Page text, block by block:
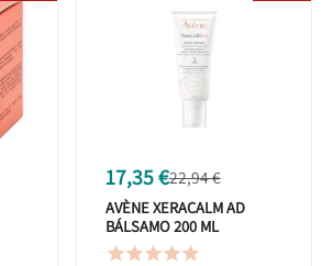
17,35 €22,94 €
AVÈNE XERACALM AD
BÁLSAMO 200 ML
